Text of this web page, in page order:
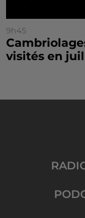
9h45
visités en